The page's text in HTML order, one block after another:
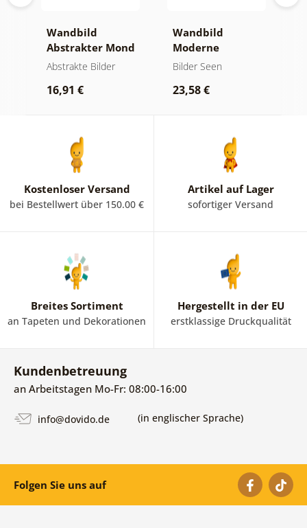
Wandbild
Abstrakter Mond
am Wasser
Abstrakte Bilder
16,91 €
Wandbild
Moderne
Abstraktion mit
Bilder Seen
23,58 €
Kostenloser Versand
bei Bestellwert über 150.00 €
Artikel auf Lager
sofortiger Versand
Breites Sortiment
an Tapeten und Dekorationen
Hergestellt in der EU
erstklassige Druckqualität
Kundenbetreuung
an Arbeitstagen Mo-Fr: 08:00-16:00
info@dovido.de (in englischer Sprache)
Folgen Sie uns auf